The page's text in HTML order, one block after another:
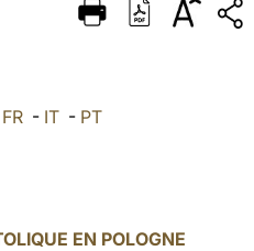
DEUTSCH
FR- IT- PT
EN POLOGNE